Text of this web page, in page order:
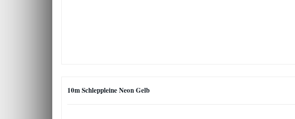
10m Schleppleine Neon Gelb